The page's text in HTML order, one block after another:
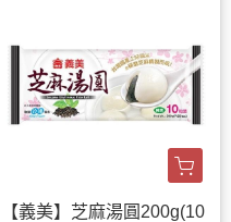
【義美】芝麻湯圓200g(10